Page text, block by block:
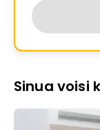
Sinua voisi